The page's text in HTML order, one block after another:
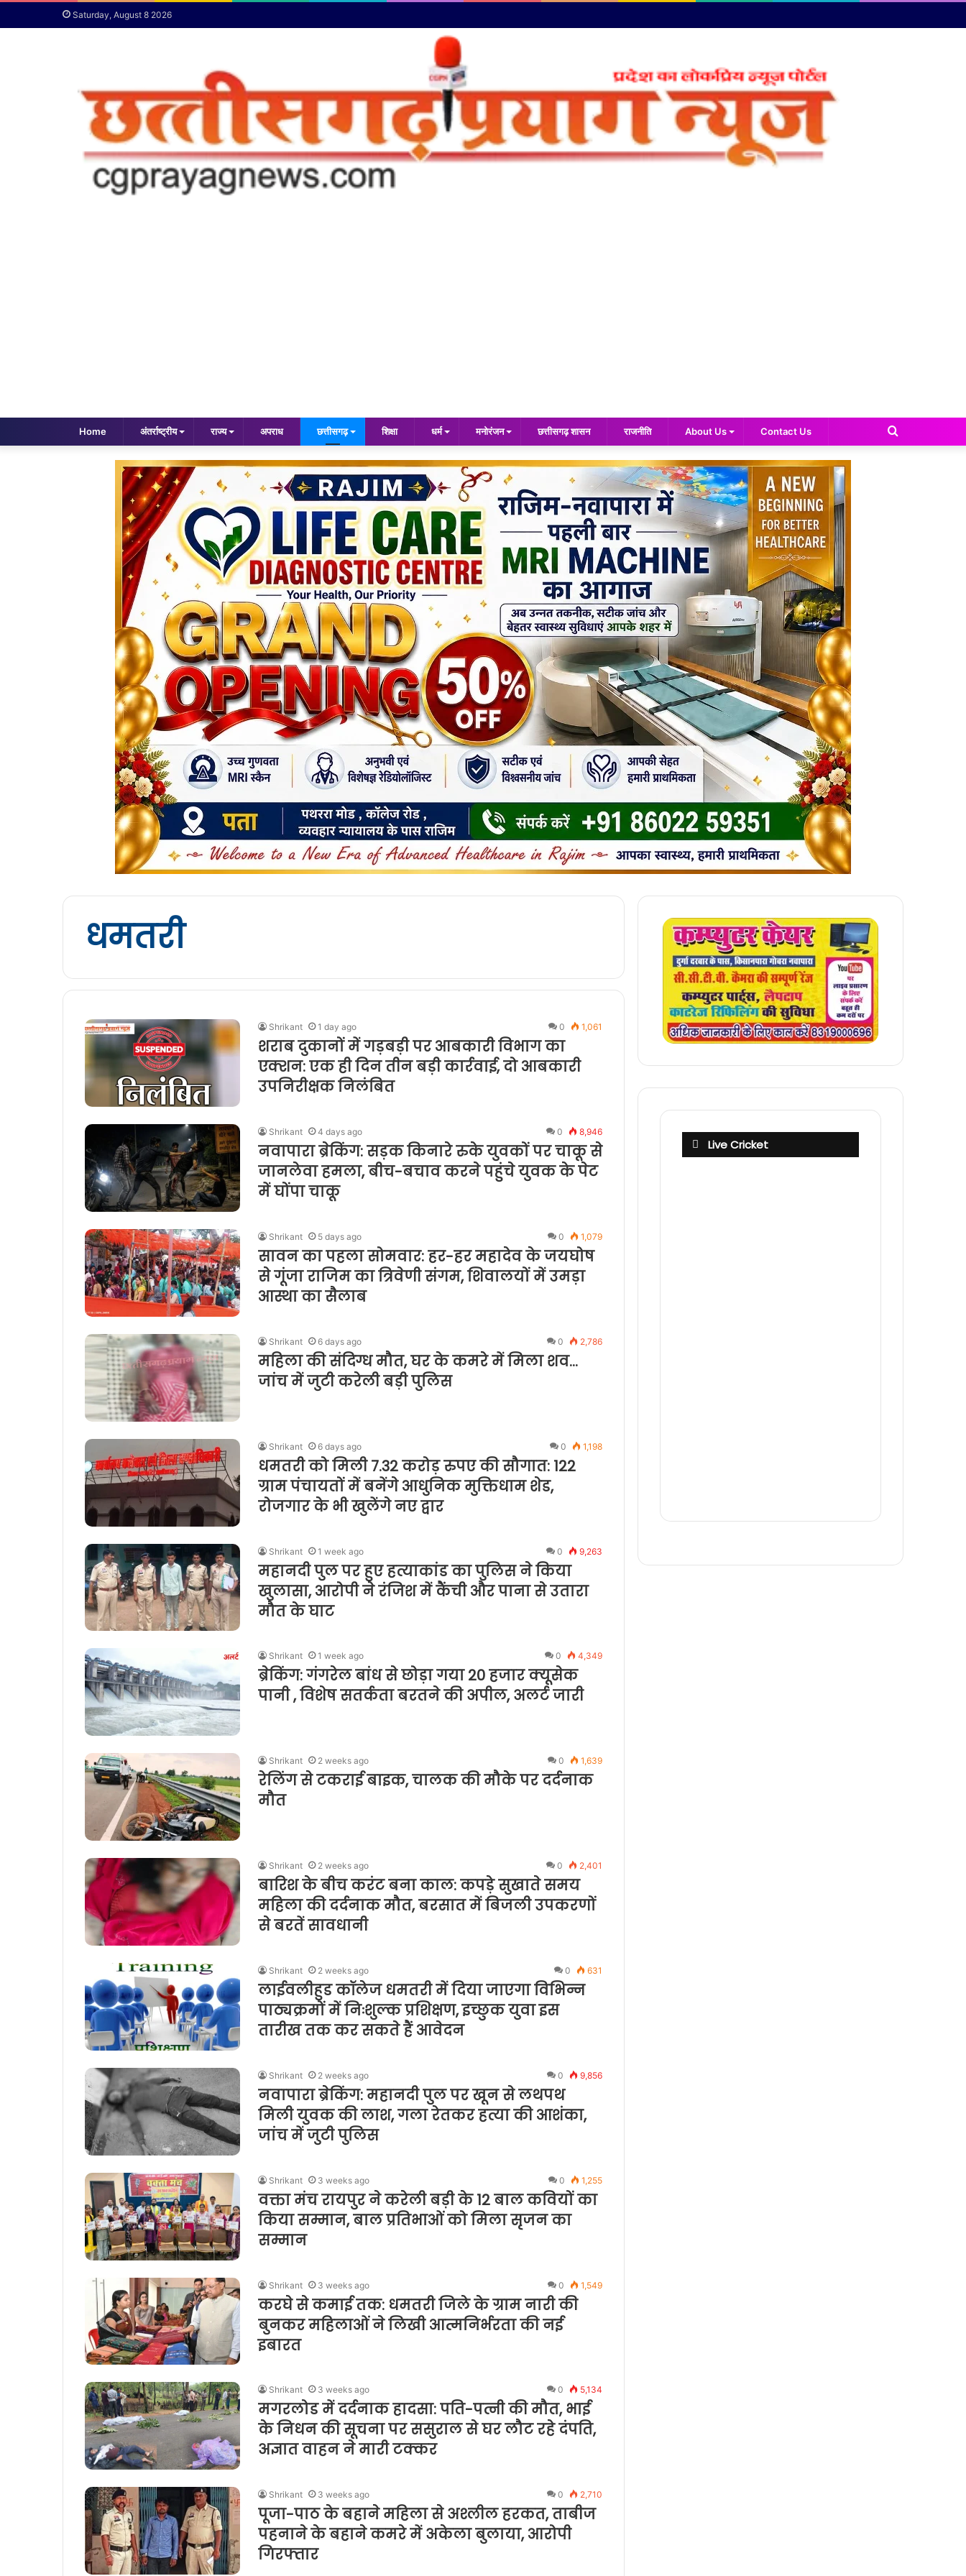
Saturday, August 8 2026
Home अंतर्राष्ट्रीय राज्य अपराध छत्तीसगढ़ शिक्षा धर्म मनोरंजन छत्तीसगढ़ शासन राजनीति About Us Contact Us
Search
धमतरी
Shrikant 1 day ago 0 1,061
शराब दुकानों में गड़बड़ी पर आबकारी विभाग का
एक्शन: एक ही दिन तीन बड़ी कार्रवाई, दो आबकारी
उपनिरीक्षक निलंबित
Shrikant 4 days ago 0 8,946
नवापारा ब्रेकिंग: सड़क किनारे रुके युवकों पर चाकू से
जानलेवा हमला, बीच-बचाव करने पहुंचे युवक के पेट
में घोंपा चाकू
Shrikant 5 days ago 0 1,079
सावन का पहला सोमवार: हर-हर महादेव के जयघोष
से गूंजा राजिम का त्रिवेणी संगम, शिवालयों में उमड़ा
आस्था का सैलाब
Shrikant 6 days ago 0 2,786
महिला की संदिग्ध मौत, घर के कमरे में मिला शव…
जांच में जुटी करेली बड़ी पुलिस
Shrikant 6 days ago 0 1,198
धमतरी को मिली 7.32 करोड़ रुपए की सौगात: 122
ग्राम पंचायतों में बनेंगे आधुनिक मुक्तिधाम शेड,
रोजगार के भी खुलेंगे नए द्वार
Shrikant 1 week ago 0 9,263
महानदी पुल पर हुए हत्याकांड का पुलिस ने किया
खुलासा, आरोपी ने रंजिश में कैंची और पाना से उतारा
मौत के घाट
Shrikant 1 week ago 0 4,349
ब्रेकिंग: गंगरेल बांध से छोड़ा गया 20 हजार क्यूसेक
पानी , विशेष सतर्कता बरतने की अपील, अलर्ट जारी
Shrikant 2 weeks ago 0 1,639
रेलिंग से टकराई बाइक, चालक की मौके पर दर्दनाक
मौत
Shrikant 2 weeks ago 0 2,401
बारिश के बीच करंट बना काल: कपड़े सुखाते समय
महिला की दर्दनाक मौत, बरसात में बिजली उपकरणों
से बरतें सावधानी
Shrikant 2 weeks ago 0 631
लाईवलीहुड कॉलेज धमतरी में दिया जाएगा विभिन्न
पाठ्यक्रमों में निःशुल्क प्रशिक्षण, इच्छुक युवा इस
तारीख तक कर सकते हैं आवेदन
Shrikant 2 weeks ago 0 9,856
नवापारा ब्रेकिंग: महानदी पुल पर खून से लथपथ
मिली युवक की लाश, गला रेतकर हत्या की आशंका,
जांच में जुटी पुलिस
Shrikant 3 weeks ago 0 1,255
वक्ता मंच रायपुर ने करेली बड़ी के 12 बाल कवियों का
किया सम्मान, बाल प्रतिभाओं को मिला सृजन का
सम्मान
Shrikant 3 weeks ago 0 1,549
करघे से कमाई तक: धमतरी जिले के ग्राम नारी की
बुनकर महिलाओं ने लिखी आत्मनिर्भरता की नई
इबारत
Shrikant 3 weeks ago 0 5,134
मगरलोड में दर्दनाक हादसा: पति-पत्नी की मौत, भाई
के निधन की सूचना पर ससुराल से घर लौट रहे दंपति,
अज्ञात वाहन ने मारी टक्कर
Shrikant 3 weeks ago 0 2,710
पूजा-पाठ के बहाने महिला से अश्लील हरकत, ताबीज
पहनाने के बहाने कमरे में अकेला बुलाया, आरोपी
गिरफ्तार
Live Cricket